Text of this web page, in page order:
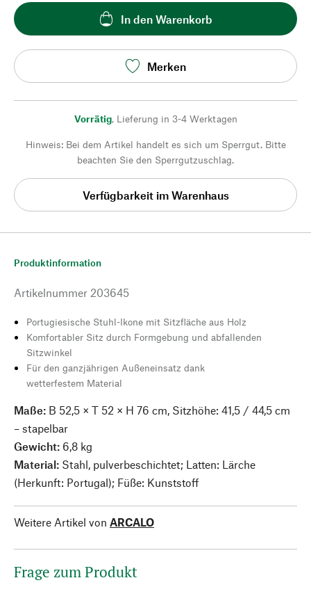
In den Warenkorb
Merken
Vorrätig, Lieferung in 3-4 Werktagen
Hinweis: Bei dem Artikel handelt es sich um Sperrgut. Bitte
beachten Sie den Sperrgutzuschlag.
Verfügbarkeit im Warenhaus
Produktinformation
Artikelnummer 203645
Portugiesische Stuhl-Ikone mit Sitzfläche aus Holz
Komfortabler Sitz durch Formgebung und abfallenden
Sitzwinkel
Für den ganzjährigen Außeneinsatz dank
wetterfestem Material
Maße: B 52,5 × T 52 × H 76 cm, Sitzhöhe: 41,5 / 44,5 cm
– stapelbar
Gewicht: 6,8 kg
Material: Stahl, pulverbeschichtet; Latten: Lärche
(Herkunft: Portugal); Füße: Kunststoff
Weitere Artikel von ARCALO
Frage zum Produkt